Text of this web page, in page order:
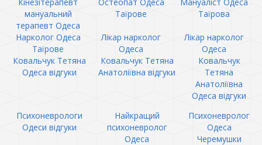
мануальний
терапевт Одеса
Таїрове
Таїрова
Нарколог Одеса
Таїрове
Лікар нарколог
Одеса
Лікар нарколог
Одеса
Ковальчук Тетяна
Одеса відгуки
Ковальчук Тетяна
Анатоліївна відгуки
Ковальчук
Тетяна
Анатоліївна
Одеса відгуки
Психоневрологи
Одеси відгуки
Найкращий
психоневролог
Одеса
Психоневролог
Одеса
Черемушки